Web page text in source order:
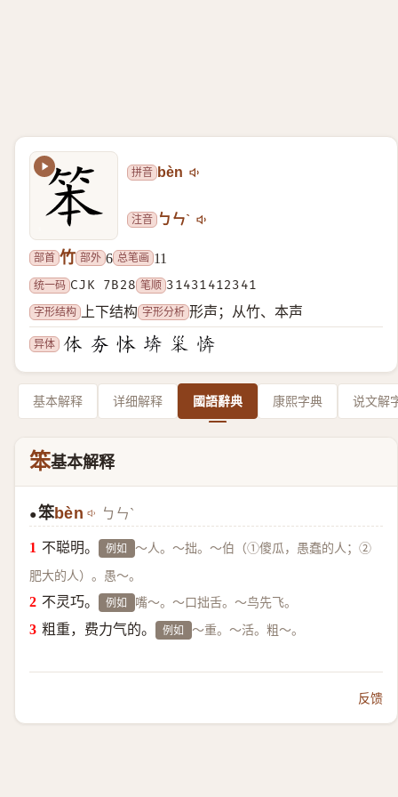
拼音 bèn
注音 ㄅㄣˋ
部首 竹 部外 6 总笔画 11
统一码 CJK 7B28 笔顺 31431412341
字形结构
上下结构 字形分析 形声；从竹、本声
异体
基本解释 详细解释 國語辭典 康熙字典 说文解
笨基本解释
●笨bèn ㄅㄣˋ
不聪明。 例如 ～人。～拙。～伯（①傻瓜，愚蠢的人；②
肥大的人）。愚～。
不灵巧。 例如 嘴～。～口拙舌。～鸟先飞。
粗重，费力气的。 例如 ～重。～活。粗～。
反馈